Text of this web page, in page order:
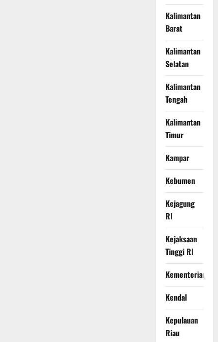
Kalimantan
Barat
Kalimantan
Selatan
Kalimantan
Tengah
Kalimantan
Timur
Kampar
Kebumen
Kejagung
RI
Kejaksaan
Tinggi RI
Kementerian
Kendal
Kepulauan
Riau